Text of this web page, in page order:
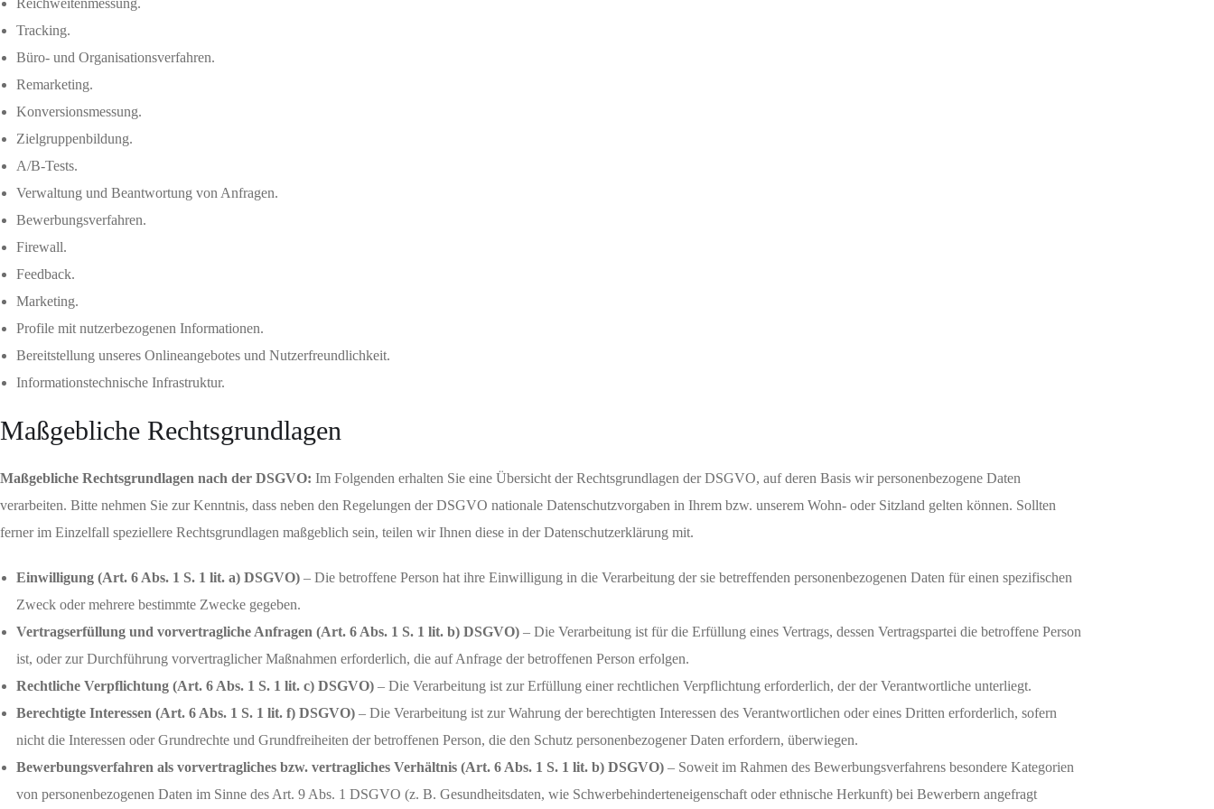
Reichweitenmessung.
Tracking.
Büro- und Organisationsverfahren.
Remarketing.
Konversionsmessung.
Zielgruppenbildung.
A/B-Tests.
Verwaltung und Beantwortung von Anfragen.
Bewerbungsverfahren.
Firewall.
Feedback.
Marketing.
Profile mit nutzerbezogenen Informationen.
Bereitstellung unseres Onlineangebotes und Nutzerfreundlichkeit.
Informationstechnische Infrastruktur.
Maßgebliche Rechtsgrundlagen
Maßgebliche Rechtsgrundlagen nach der DSGVO: Im Folgenden erhalten Sie eine Übersicht der Rechtsgrundlagen der DSGVO, auf deren Basis wir personenbezogene Daten
verarbeiten. Bitte nehmen Sie zur Kenntnis, dass neben den Regelungen der DSGVO nationale Datenschutzvorgaben in Ihrem bzw. unserem Wohn- oder Sitzland gelten können. Sollten
ferner im Einzelfall speziellere Rechtsgrundlagen maßgeblich sein, teilen wir Ihnen diese in der Datenschutzerklärung mit.
Einwilligung (Art. 6 Abs. 1 S. 1 lit. a) DSGVO) – Die betroffene Person hat ihre Einwilligung in die Verarbeitung der sie betreffenden personenbezogenen Daten für einen spezifischen
Zweck oder mehrere bestimmte Zwecke gegeben.
Vertragserfüllung und vorvertragliche Anfragen (Art. 6 Abs. 1 S. 1 lit. b) DSGVO) – Die Verarbeitung ist für die Erfüllung eines Vertrags, dessen Vertragspartei die betroffene Person
ist, oder zur Durchführung vorvertraglicher Maßnahmen erforderlich, die auf Anfrage der betroffenen Person erfolgen.
Rechtliche Verpflichtung (Art. 6 Abs. 1 S. 1 lit. c) DSGVO) – Die Verarbeitung ist zur Erfüllung einer rechtlichen Verpflichtung erforderlich, der der Verantwortliche unterliegt.
Berechtigte Interessen (Art. 6 Abs. 1 S. 1 lit. f) DSGVO) – Die Verarbeitung ist zur Wahrung der berechtigten Interessen des Verantwortlichen oder eines Dritten erforderlich, sofern
nicht die Interessen oder Grundrechte und Grundfreiheiten der betroffenen Person, die den Schutz personenbezogener Daten erfordern, überwiegen.
Bewerbungsverfahren als vorvertragliches bzw. vertragliches Verhältnis (Art. 6 Abs. 1 S. 1 lit. b) DSGVO) – Soweit im Rahmen des Bewerbungsverfahrens besondere Kategorien
von personenbezogenen Daten im Sinne des Art. 9 Abs. 1 DSGVO (z. B. Gesundheitsdaten, wie Schwerbehinderteneigenschaft oder ethnische Herkunft) bei Bewerbern angefragt